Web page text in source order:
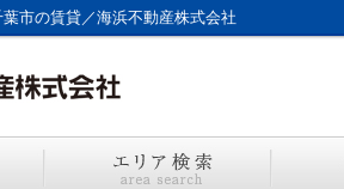
市の賃貸／海浜不動産株式会社